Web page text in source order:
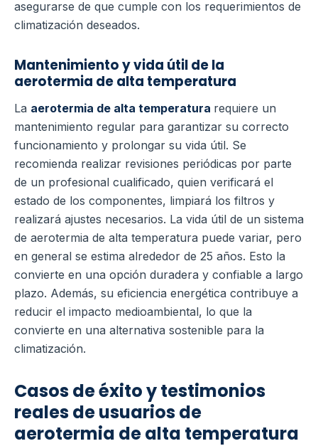
asegurarse de que cumple con los requerimientos de
climatización deseados.
Mantenimiento y vida útil de la
aerotermia de alta temperatura
La aerotermia de alta temperatura requiere un
mantenimiento regular para garantizar su correcto
funcionamiento y prolongar su vida útil. Se
recomienda realizar revisiones periódicas por parte
de un profesional cualificado, quien verificará el
estado de los componentes, limpiará los filtros y
realizará ajustes necesarios. La vida útil de un sistema
de aerotermia de alta temperatura puede variar, pero
en general se estima alrededor de 25 años. Esto la
convierte en una opción duradera y confiable a largo
plazo. Además, su eficiencia energética contribuye a
reducir el impacto medioambiental, lo que la
convierte en una alternativa sostenible para la
climatización.
Casos de éxito y testimonios
reales de usuarios de
aerotermia de alta temperatura